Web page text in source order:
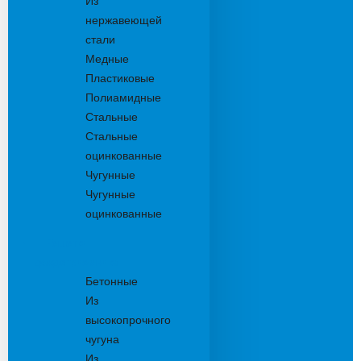
нержавеющей
стали
Медные
Пластиковые
Полиамидные
Стальные
Стальные
оцинкованные
Чугунные
Чугунные
оцинкованные
Бетонные
Из
высокопрочного
чугуна